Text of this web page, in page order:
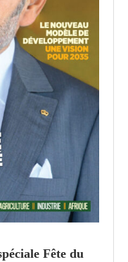
Fête du